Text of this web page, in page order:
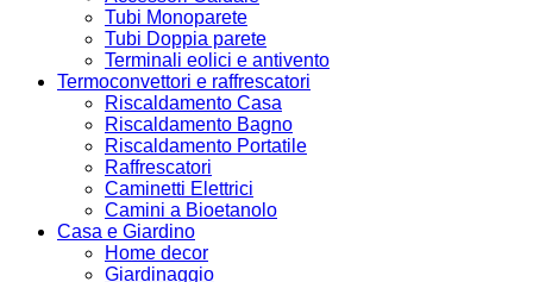
Tubi Monoparete
Tubi Doppia parete
Terminali eolici e antivento
Termoconvettori e raffrescatori
Riscaldamento Casa
Riscaldamento Bagno
Riscaldamento Portatile
Raffrescatori
Caminetti Elettrici
Camini a Bioetanolo
Casa e Giardino
Home decor
Giardinaggio